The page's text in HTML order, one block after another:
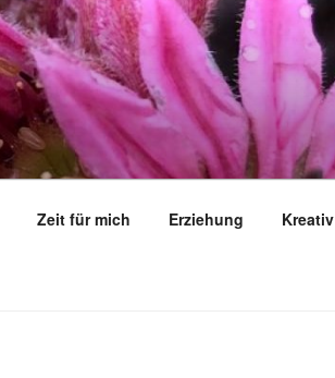
Zeit für mich Erziehung Kreativ